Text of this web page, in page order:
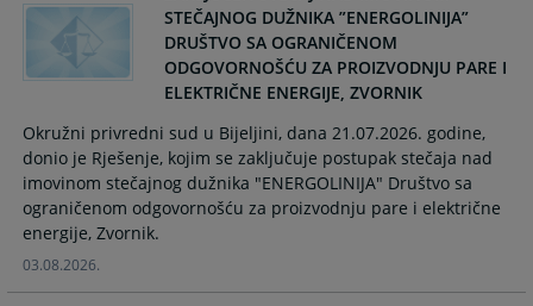
question
mark
key
get
the
keyboard
shortcuts
for
changing
dates.
question
mark
key
get
the
keyboard
shortcuts
dates.
STEČAJNOG DUŽNIKA ”ENERGOLINIJA”
DRUŠTVO SA OGRANIČENOM
ODGOVORNOŠĆU ZA PROIZVODNJU PARE I
ELEKTRIČNE ENERGIJE, ZVORNIK
Okružni privredni sud u Bijeljini, dana 21.07.2026. godine,
donio je Rješenje, kojim se zaključuje postupak stečaja nad
imovinom stečajnog dužnika "ENERGOLINIJA" Društvo sa
ograničenom odgovornošću za proizvodnju pare i električne
energije, Zvornik.
03.08.2026.